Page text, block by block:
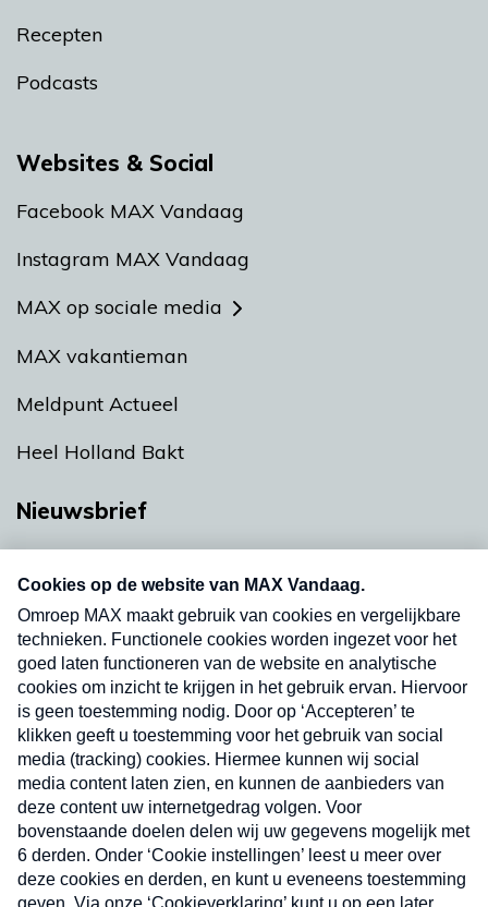
Recepten
Podcasts
Websites & Social
Facebook MAX Vandaag
Instagram MAX Vandaag
MAX op sociale media
MAX vakantieman
Meldpunt Actueel
Heel Holland Bakt
Nieuwsbrief
nieuwsbrief. Elke vrijdag- en dinsdagochtend in
uw mailbox.
Verzend
Nieuwsbrief